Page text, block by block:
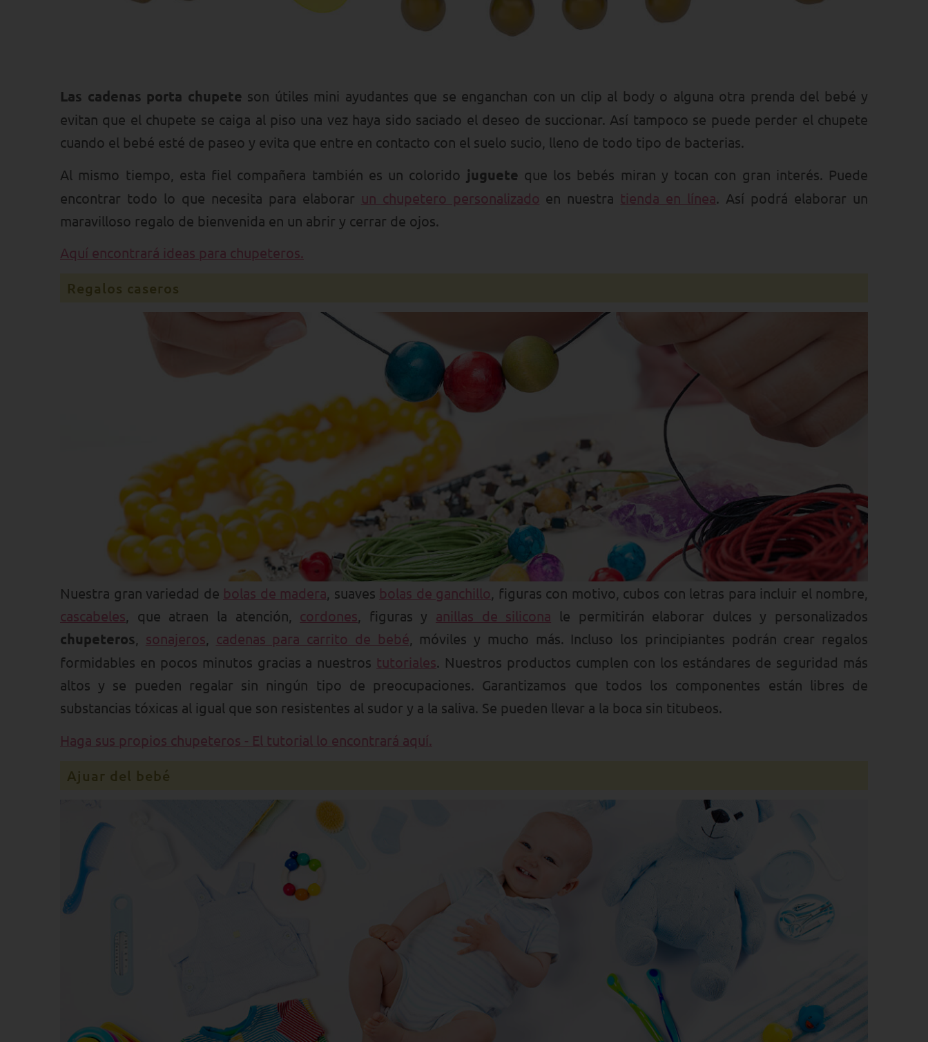
Las cadenas porta chupete son útiles mini ayudantes que se enganchan con un clip al body o alguna otra prenda del bebé y
evitan que el chupete se caiga al piso una vez haya sido saciado el deseo de succionar. Así tampoco se puede perder el chupete
cuando el bebé esté de paseo y evita que entre en contacto con el suelo sucio, lleno de todo tipo de bacterias.
Al mismo tiempo, esta fiel compañera también es un colorido juguete que los bebés miran y tocan con gran interés. Puede
encontrar todo lo que necesita para elaborar un chupetero personalizado en nuestra tienda en línea. Así podrá elaborar un
maravilloso regalo de bienvenida en un abrir y cerrar de ojos.
Aquí encontrará ideas para chupeteros.
Regalos caseros
Nuestra gran variedad de bolas de madera, suaves bolas de ganchillo, figuras con motivo, cubos con letras para incluir el nombre,
cascabeles, que atraen la atención, cordones, figuras y anillas de silicona le permitirán elaborar dulces y personalizados
chupeteros, sonajeros, cadenas para carrito de bebé, móviles y mucho más. Incluso los principiantes podrán crear regalos
formidables en pocos minutos gracias a nuestros tutoriales. Nuestros productos cumplen con los estándares de seguridad más
altos y se pueden regalar sin ningún tipo de preocupaciones. Garantizamos que todos los componentes están libres de
substancias tóxicas al igual que son resistentes al sudor y a la saliva. Se pueden llevar a la boca sin titubeos.
Haga sus propios chupeteros - El tutorial lo encontrará aquí.
Ajuar del bebé